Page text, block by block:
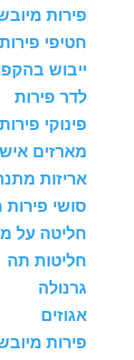
פירות
חטיפי פירות
ייבוש
לדר פירות
פינוקי
מארזים
אריזות
סושי פירות
חליטה על
חליטות תה
גרנולה
אגוזים
פירות